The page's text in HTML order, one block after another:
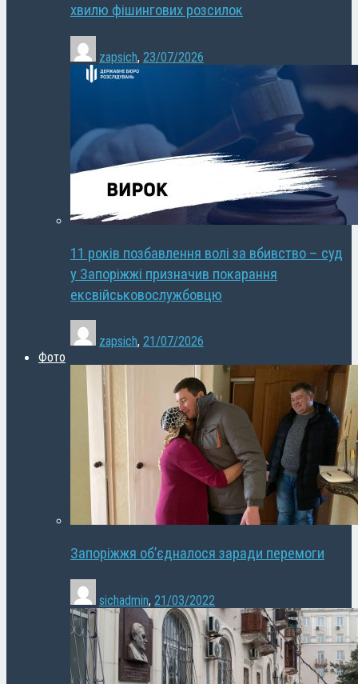
хвилю фішингових розсилок
zapsich, 23/07/2026
11 років позбавлення волі за вбивство – суд
у Запоріжжі призначив покарання
ексвійськовослужбовцю
zapsich, 21/07/2026
Фото
Запоріжжя об’єдналося заради перемоги
sichadmin, 21/03/2022